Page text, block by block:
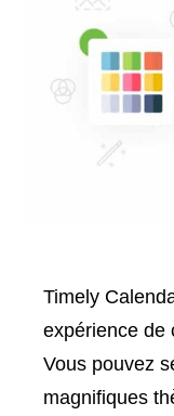
Timely
expérience de
Vous pouvez
magnifiques